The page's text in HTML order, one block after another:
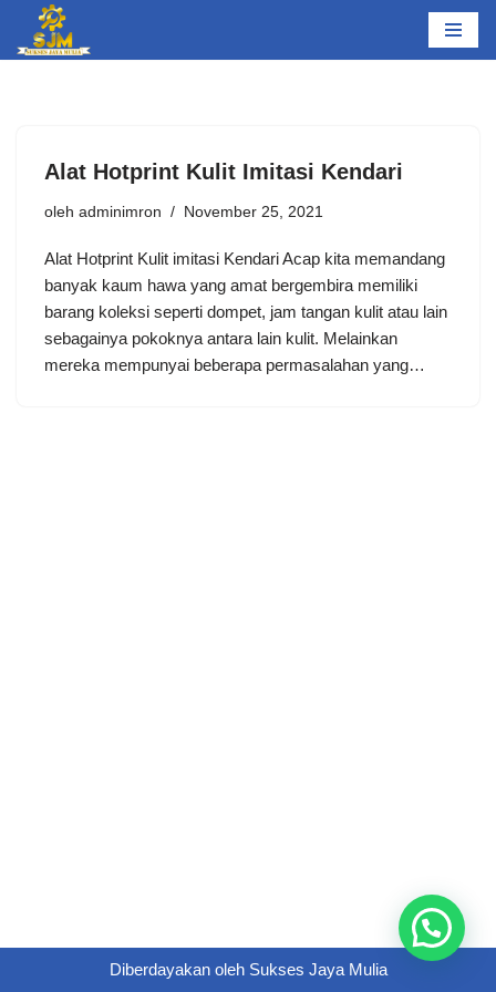
Lompat
Alat Hotprint Kulit Imitasi Kendari
oleh adminimron November 25, 2021
Alat Hotprint Kulit imitasi Kendari Acap kita memandang
banyak kaum hawa yang amat bergembira memiliki
barang koleksi seperti dompet, jam tangan kulit atau lain
sebagainya pokoknya antara lain kulit. Melainkan
mereka mempunyai beberapa permasalahan yang…
Diberdayakan oleh Sukses Jaya Mulia